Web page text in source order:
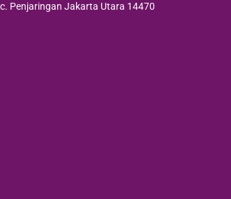
Penjaringan Jakarta Utara 14470